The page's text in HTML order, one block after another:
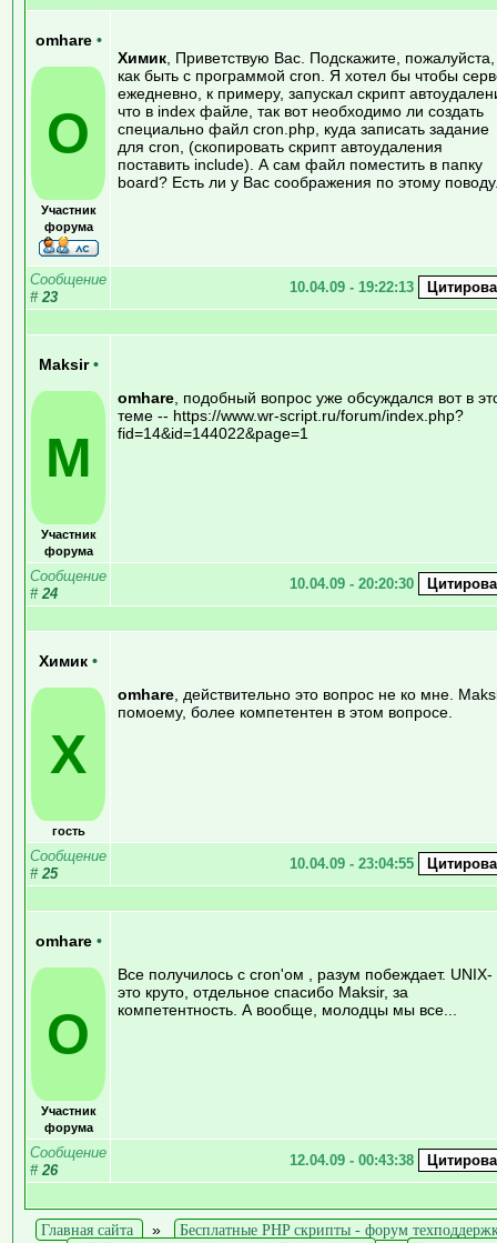
omhare •
O
Участник
форума
Химик , Приветствую Вас. Подскажите, пожалуйста,
как быть с программой cron. Я хотел бы чтобы
ежедневно, к примеру, запускал скрипт
что в index файле, так вот необходимо ли создать
специально файл cron.php, куда записать задание
для cron, (скопировать скрипт автоудаления
поставить include). А сам файл поместить в папку
board? Есть ли у Вас соображения по этому
Сообщение
# 23
10.04.09 - 19:22:13
Maksir •
M
Участник
форума
omhare , подобный вопрос уже обсуждался вот в
теме -- https://www.wr-script.ru/forum/index.php?
fid=14&id=144022&page=1
Сообщение
# 24
10.04.09 - 20:20:30
Химик •
Х
гость
omhare , действительно это вопрос не ко мне.
помоему, более компетентен в этом вопросе.
Сообщение
# 25
10.04.09 - 23:04:55
omhare •
O
Участник
форума
Все получилось с cron'ом , разум побеждает. UNIX-
это круто, отдельное спасибо Maksir, за
компетентность. А вообще, молодцы мы все...
Сообщение
# 26
12.04.09 - 00:43:38
Главная сайта »
Бесплатные PHP скрипты - форум